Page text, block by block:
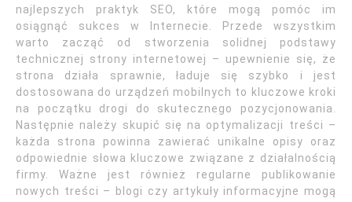
najlepszych praktyk SEO, które mogą pomóc im
osiągnąć sukces w Internecie. Przede wszystkim
warto zacząć od stworzenia solidnej podstawy
technicznej strony internetowej – upewnienie się, że
strona działa sprawnie, ładuje się szybko i jest
dostosowana do urządzeń mobilnych to kluczowe kroki
na początku drogi do skutecznego pozycjonowania.
Następnie należy skupić się na optymalizacji treści –
każda strona powinna zawierać unikalne opisy oraz
odpowiednie słowa kluczowe związane z działalnością
firmy. Ważne jest również regularne publikowanie
nowych treści – blogi czy artykuły informacyjne mogą